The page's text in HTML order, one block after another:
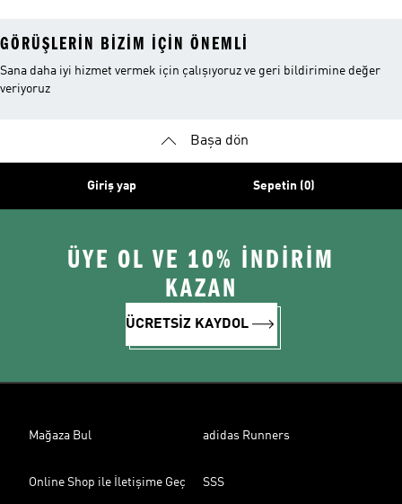
GÖRÜŞLERIN BIZIM IÇIN ÖNEMLI
Sana daha iyi hizmet vermek için çalışıyoruz ve geri bildirimine değer
veriyoruz
Başa dön
Giriş yap Sepetin (0)
ÜYE OL VE 10% İNDİRİM
KAZAN
ÜCRETSİZ KAYDOL
Mağaza Bul adidas Runners
Online Shop ile İletişime Geç SSS